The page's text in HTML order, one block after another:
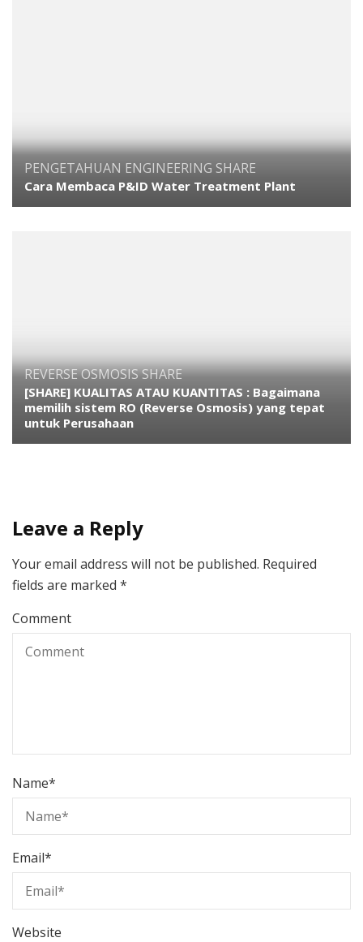
PENGETAHUAN ENGINEERING SHARE
Cara Membaca P&ID Water Treatment Plant
REVERSE OSMOSISSHARE
[SHARE] KUALITAS ATAU KUANTITAS : Bagaimana
memilih sistem RO (Reverse Osmosis) yang tepat
untuk Perusahaan
Leave a Reply
Your email address will not be published. Required
fields are marked *
Comment
Name*
Email*
Website